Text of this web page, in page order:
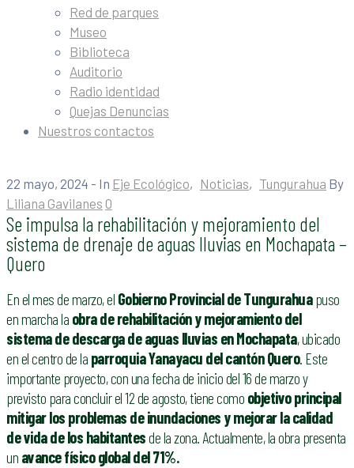
Red de parques
Museo
Biblioteca
Auditorio
Radio identidad
Quejas Denuncias
Nuestros contactos
22 mayo, 2024 - In Eje Ecológico‚ Noticias‚ Tungurahua By
Liliana Gavilanes 0
Se impulsa la rehabilitación y mejoramiento del
sistema de drenaje de aguas lluvias en Mochapata –
Quero
En el mes de marzo, el Gobierno Provincial de Tungurahuapuso
en marcha la obra de rehabilitación y mejoramiento del
sistema de descarga de aguas lluvias en Mochapata, ubicado
en el centro de la parroquia Yanayacu del cantón Quero. Este
importante proyecto, con una fecha de inicio del 16 de marzo y
previsto para concluir el 12 de agosto, tiene como objetivo principal
mitigar los problemas de inundaciones y mejorar la calidad
de vida de los habitantesde la zona. Actualmente, la obra presenta
un avance físico global del 71%.